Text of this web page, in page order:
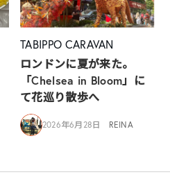
TABIPPO CARAVAN
ロンドンに夏が来た。
「Chelsea in Bloom」に
て花巡り散歩へ
2026年6月28日 REINA